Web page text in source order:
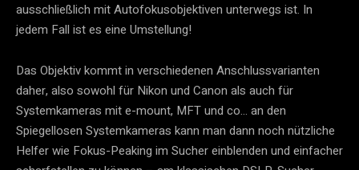
ausschließlich mit Autofokusobjektiven unterwegs ist. In
jedem Fall ist es eine Umstellung!
Das Objektiv kommt in verschiedenen Anschlussvarianten
daher, also sowohl für Nikon und Canon als auch für
Systemkameras mit e-mount, MFT und co… an den
Spiegellosen Systemkameras kann man dann noch nützliche
Helfer wie Fokus-Peaking im Sucher einblenden und einfacher